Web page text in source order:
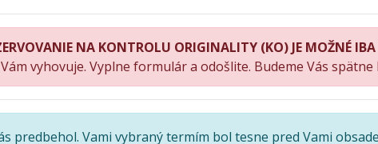
NA KONTROLU ORIGINALITY (KO) JE MOŽNÉ
vyhovuje. Vyplne formulár a odošlite. Budeme Vás
predbehol. Vami vybraný termím bol tesne pred Vami